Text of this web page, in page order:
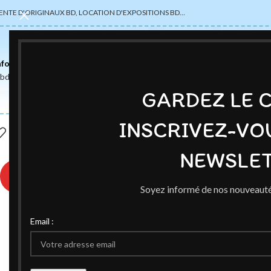
GARDEZ LE
INSCRIVEZ-
Soyez informé de nos
Email :
D'ORIGINAUX BD, LOCATION D'EXPOSITIONS BD…